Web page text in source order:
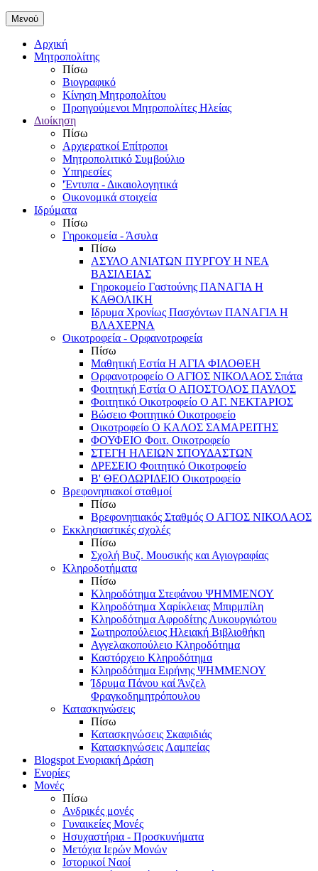
Μενού
Αρχική
Μητροπολίτης
Πίσω
Βιογραφικό
Κίνηση Μητροπολίτου
Προηγούμενοι Μητροπολίτες Ηλείας
Διοίκηση
Πίσω
Αρχιερατκοί Επίτροποι
Μητροπολιτικό Συμβούλιο
Υπηρεσίες
'Έντυπα - Δικαιολογητικά
Οικονομικά στοιχεία
Ιδρύματα
Πίσω
Γηροκομεία - Άσυλα
Πίσω
ΑΣΥΛΟ ΑΝΙΑΤΩΝ ΠΥΡΓΟΥ Η ΝΕΑ
ΒΑΣΙΛΕΙΑΣ
Γηροκομείο Γαστούνης ΠΑΝΑΓΙΑ Η
ΚΑΘΟΛΙΚΗ
Ιδρυμα Χρονίως Πασχόντων ΠΑΝΑΓΙΑ Η
ΒΛΑΧΕΡΝΑ
Οικοτροφεία - Ορφανοτροφεία
Πίσω
Μαθητική Εστία Η ΑΓΙΑ ΦΙΛΟΘΕΗ
Ορφανοτροφείο Ο ΑΓΙΟΣ ΝΙΚΟΛΑΟΣ Σπάτα
Φοιτητική Εστία Ο ΑΠΟΣΤΟΛΟΣ ΠΑΥΛΟΣ
Φοιτητικό Οικοτροφείο Ο ΑΓ. ΝΕΚΤΑΡΙΟΣ
Βώσειο Φοιτητικό Οικοτροφείο
Οικοτροφείο Ο ΚΑΛΟΣ ΣΑΜΑΡΕΙΤΗΣ
ΦΟΥΦΕΙΟ Φοιτ. Οικοτροφείο
ΣΤΕΓΗ ΗΛΕΙΩΝ ΣΠΟΥΔΑΣΤΩΝ
ΔΡΕΣΕΙΟ Φοιτητικό Οικοτροφείο
Β' ΘΕΟΔΩΡΙΔΕΙΟ Οικοτροφείο
Βρεφονηπιακοί σταθμοί
Πίσω
Βρεφονηπιακός Σταθμός Ο ΑΓΙΟΣ ΝΙΚΟΛΑΟΣ
Εκκλησιαστικές σχολές
Πίσω
Σχολή Βυζ. Μουσικής και Αγιογραφίας
Κληροδοτήματα
Πίσω
Κληροδότημα Στεφάνου ΨΗΜΜΕΝΟΥ
Κληροδότημα Χαρίκλειας Μπιρμπίλη
Κληροδότημα Αφροδίτης Λυκουργιώτου
Σωτηροπούλειος Ηλειακή Βιβλιοθήκη
Αγγελακοπούλειο Κληροδότημα
Καστόρχειο Κληροδότημα
Κληροδότημα Ειρήνης ΨΗΜΜΕΝΟΥ
Ίδρυμα Πάνου καί Άνζελ
Φραγκοδημητρόπουλου
Κατασκηνώσεις
Πίσω
Κατασκηνώσεις Σκαφιδιάς
Κατασκηνώσεις Λαμπείας
Blogspot Ενοριακή Δράση
Ενορίες
Μονές
Πίσω
Ανδρικές μονές
Γυναικείες Μονές
Ησυχαστήρια - Προσκυνήματα
Μετόχια Ιερών Μονών
Ιστορικοί Ναοί